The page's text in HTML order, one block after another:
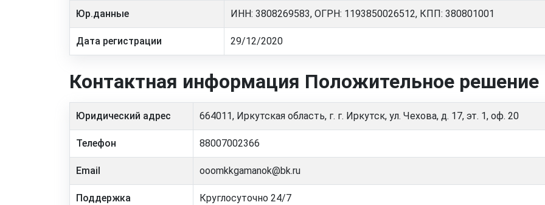
Юр.данные ИНН: 3808269583, ОГРН: 1193850026512, КПП: 380801001
Дата регистрации 29/12/2020
Контактная информация Положительное решение
Юридический адрес 664011, Иркутская область, г. г. Иркутск, ул. Чехова, д. 17, эт. 1, оф. 20
Телефон 88007002366
Email ooomkkgamanok@bk.ru
Поддержка Круглосуточно 24/7